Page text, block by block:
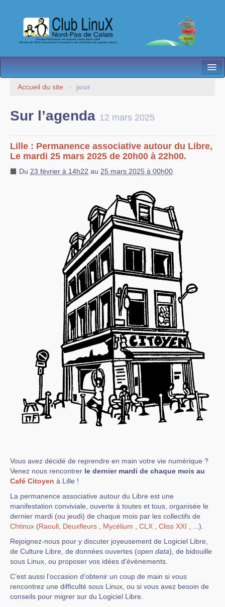
L’Association
Besoin d’Aide ?
Contact
Accueil du site > jour
Sur l’agenda 12 mars 2025
Lille : Permanence associative autour du Libre,
Le mardi 25 mars 2025 de 20h00 à 22h00.
Du 23 février à 14h22 au 25 mars 2025 à 00h00
Vous avez décidé de reprendre en main votre vie numérique ?
Venez nous rencontrer le dernier mardi de chaque mois au
Café Citoyen à Lille !
La permanence associative autour du Libre est une
manifestation conviviale, ouverte à toutes et tous, organisée le
dernier mardi (ou jeudi) de chaque mois par les collectifs de
Chtinux (Raoull, Deuxfleurs Mycélium CLX Cliss XXI , ...).
Rejoignez-nous pour y discuter joyeusement de Logiciel Libre,
de Culture Libre, de données ouvertes (open data), de bidouille
sous Linux, ou proposer vos idées d’évènements.
C’est aussi l’occasion d’obtenir un coup de main si vous
rencontrez une difficulté sous Linux, ou si vous avez besoin de
conseils pour migrer sur du Logiciel Libre.